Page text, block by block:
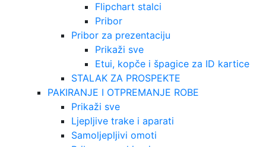
Flipchart stalci
Pribor
Pribor za prezentaciju
Prikaži sve
Etui, kopče i špagice za ID kartice
STALAK ZA PROSPEKTE
PAKIRANJE I OTPREMANJE ROBE
Prikaži sve
Ljepljive trake i aparati
Samoljepljivi omoti